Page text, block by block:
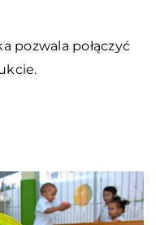
pozwala połączyć